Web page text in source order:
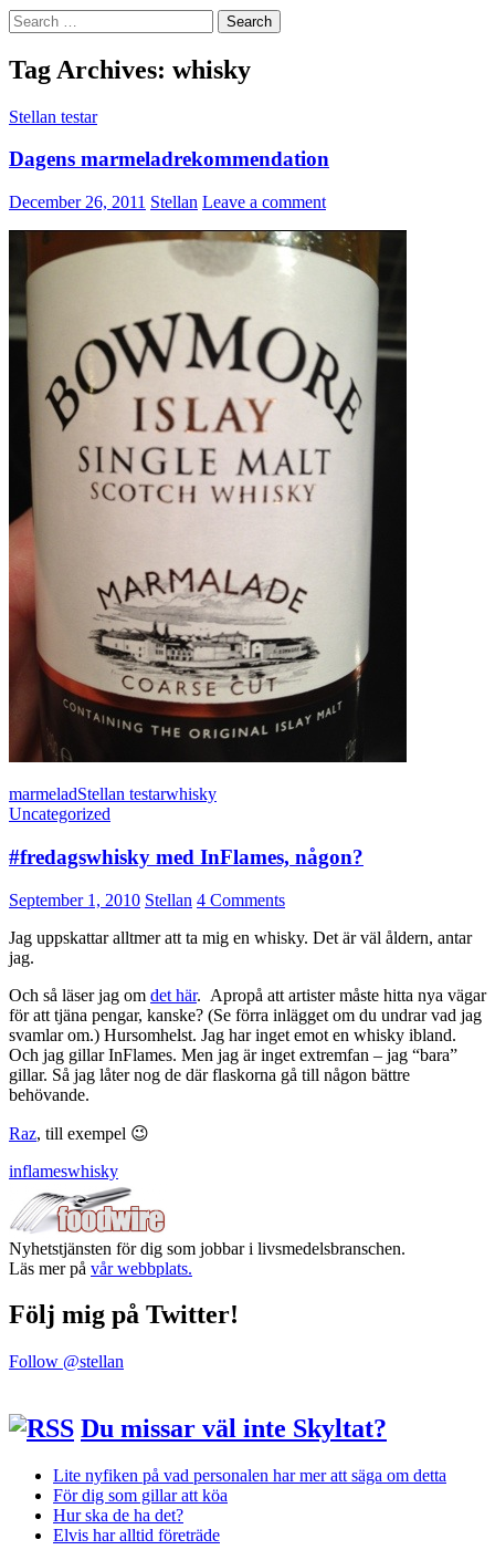
Search
for:
Tag Archives: whisky
Stellan testar
Dagens marmeladrekommendation
December 26, 2011 Stellan Leave a comment
marmeladStellan testarwhisky
Uncategorized
#fredagswhisky med InFlames, någon?
September 1, 2010 Stellan 4 Comments
Jag uppskattar alltmer att ta mig en whisky. Det är väl åldern, antar
jag.
Och så läser jag om det här. Apropå att artister måste hitta nya vägar
för att tjäna pengar, kanske? (Se förra inlägget om du undrar vad jag
svamlar om.) Hursomhelst. Jag har inget emot en whisky ibland.
Och jag gillar InFlames. Men jag är inget extremfan – jag “bara”
gillar. Så jag låter nog de där flaskorna gå till någon bättre
behövande.
Raz, till exempel 😉
inflameswhisky
Nyhetstjänsten för dig som jobbar i livsmedelsbranschen.
Läs mer på vår webbplats.
Följ mig på Twitter!
Follow @stellan
Du missar väl inte Skyltat?
Lite nyfiken på vad personalen har mer att säga om detta
För dig som gillar att köa
Hur ska de ha det?
Elvis har alltid företräde